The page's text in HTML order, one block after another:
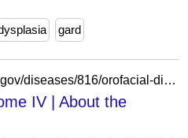
gard
https://rarediseases.info.nih.gov/diseases/816/orofacial-digital-syndrome-iv
IV | About the